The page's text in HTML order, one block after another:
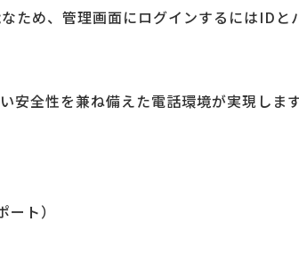
ため、管理画面にログインするにはIDと
全性を兼ね備えた電話環境が実現します
ト）